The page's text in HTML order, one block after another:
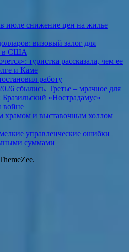
июле снижение цен на жилье
визовый залог для
в США
туристка рассказала, чем ее
и Каме
работу
сбылись. Третье – мрачное для
«Нострадамус»
войне
храмом и выставочным холлом
управленческие ошибки
суммами